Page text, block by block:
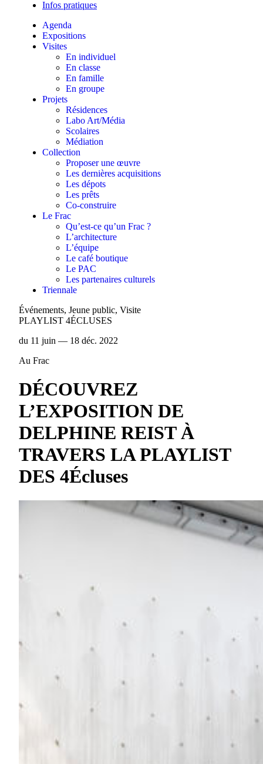
Infos pratiques
Agenda
Expositions
Visites
En individuel
En classe
En famille
En groupe
Projets
Résidences
Labo Art/Média
Scolaires
Médiation
Collection
Proposer une œuvre
Les dernières acquisitions
Les dépots
Les prêts
Co-construire
Le Frac
Qu’est-ce qu’un Frac ?
L’architecture
L’équipe
Le café boutique
Le PAC
Les partenaires culturels
Triennale
Événements, Jeune public, Visite
PLAYLIST 4ÉCLUSES
du 11 juin — 18 déc. 2022
Au Frac
DÉCOUVREZ
L’EXPOSITION DE
DELPHINE REIST À
TRAVERS LA PLAYLIST
DES 4Écluses